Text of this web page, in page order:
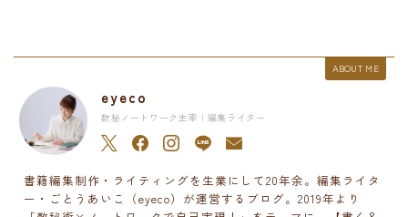
ABOUT ME
eyeco
数秘ノートワーク主宰 | 編集ライター
書籍編集制作・ライティングを生業にして20年余。編集ライタ
ー・ごとうあいこ（eyeco）が運営するブログ。2019年より